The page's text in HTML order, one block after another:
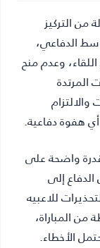
التركيز
الدفاعي،
وعدم منح
هفوة دفاعية.
واضحة على
إلى
للاعبيه
المباراة،
الأخطاء.